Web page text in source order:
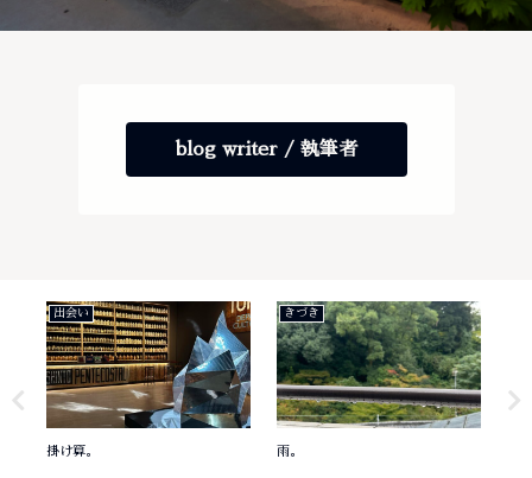
blog writer / 執筆者
出会い
掛け算。
きづき
雨。